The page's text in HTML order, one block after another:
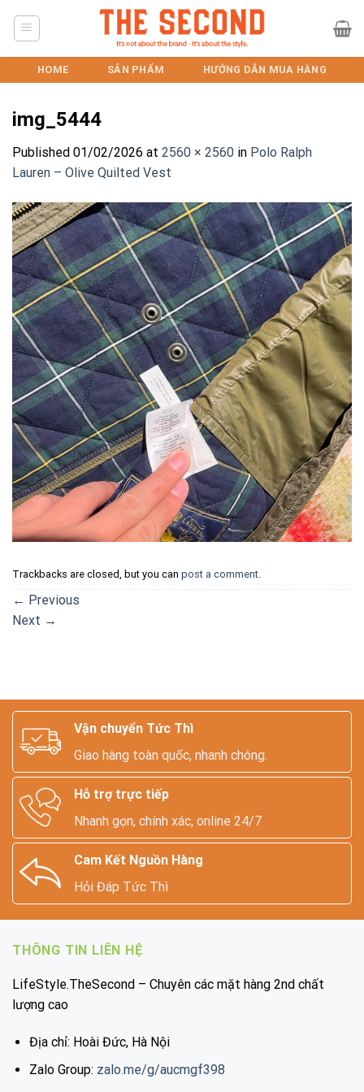
HOME SẢN PHẨM HƯỚNG DẪN MUA HÀNG
img_5444
Published 01/02/2026 at 2560 × 2560 in Polo Ralph
Lauren – Olive Quilted Vest
Trackbacks are closed, but you can post a comment.
← Previous
Next →
Vận chuyển Tức Thì
Giao hàng toàn quốc, nhanh chóng.
Hỗ trợ trực tiếp
Nhanh gọn, chính xác, online 24/7
Cam Kết Nguồn Hàng
Hỏi Đáp Tức Thì
THÔNG TIN LIÊN HỆ
LifeStyle.TheSecond – Chuyên các mặt hàng 2nd chất
lượng cao
Địa chỉ: Hoài Đức, Hà Nội
Zalo Group: zalo.me/g/aucmgf398